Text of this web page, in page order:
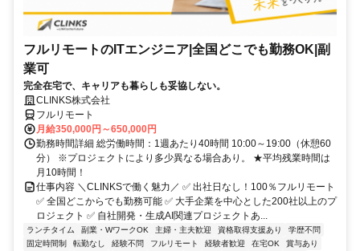
フルリモートのITエンジニア|全国どこでも勤務OK|副
業可
完全在宅で、キャリアも暮らしも妥協しない。
CLINKS株式会社
フルリモート
月給350,000円～650,000円
勤務時間詳細 総労働時間：1週あたり40時間 10:00～19:00（休憩60
分） ※プロジェクトにより多少異なる場合あり。 ★平均残業時間は
月10時間！
仕事内容 ＼CLINKSで働く魅力／ ✅ 出社日なし！100％フルリモート
✅ 全国どこからでも勤務可能 ✅ 大手企業を中心とした200社以上のプ
ロジェクト ✅ 自社開発・生成AI関連プロジェクトあ...
ランチタイム 副業・WワークOK 主婦・主夫歓迎 資格取得支援あり
学歴不問
固定時間制
転勤なし 経験不問 フルリモート 経験者歓迎 在宅OK
賞与あり